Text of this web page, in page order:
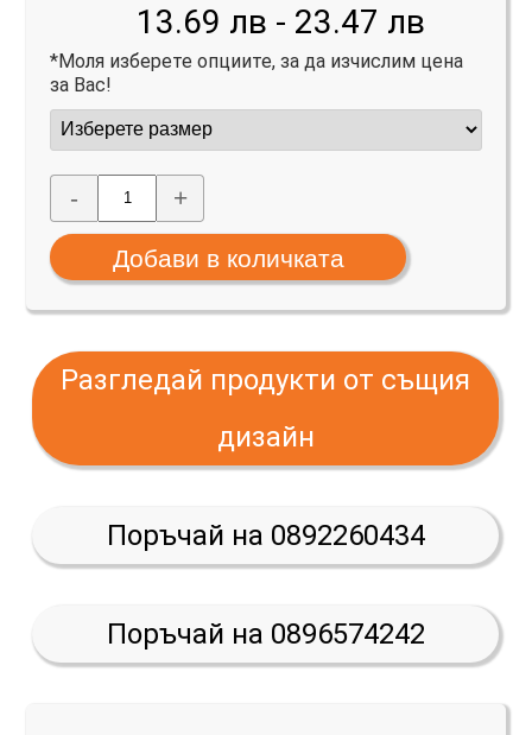
13.69 лв - 23.47 лв
*Моля изберете опциите, за да изчислим цена
за Вас!
- +
Разгледай продукти от същия
дизайн
Поръчай на 0892260434
Поръчай на 0896574242